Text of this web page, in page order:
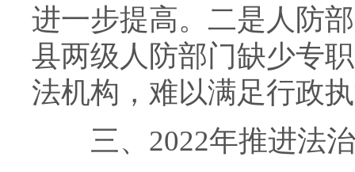
进一步提高。二是人防
县两级人防部门缺少专
法机构，难以满足行政
三、2022年推进法治